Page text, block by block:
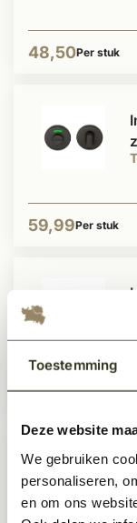
Toestemming
Deze website
We gebruiken
personaliseren,
en om ons
48,50Per stuk
59,99Per stuk
29,99